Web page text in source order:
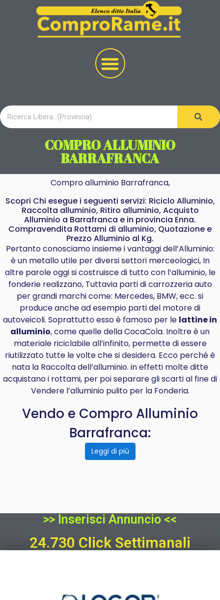
COMPRO ALLUMINIO
BARRAFRANCA
Compro alluminio Barrafranca,
Scopri Chi esegue i seguenti servizi: Riciclo Alluminio,
Raccolta alluminio, Ritiro alluminio, Acquisto
Alluminio a Barrafranca e in provincia Enna.
Compravendita Rottami di alluminio, Quotazione e
Prezzo Alluminio al Kg.
Pertanto conosciamo insieme i vantaggi dell’Alluminio:
è un metallo utile per diversi settori merceologici, In
altre parole oggi si costruisce di tutto con l’alluminio, le
fonderie realizzano, Tuttavia parti di carrozzeria auto
per grandi marchi come: Mercedes, BMW, ecc. si
produce anche ad esempio parti del motore di
autoveicoli. Soprattutto esso è famoso per le lattine in
alluminio, come quelle della CocaCola. Inoltre è un
materiale riciclabile all’infinito, permette di essere
riutilizzato tutte le volte che si desidera. Ecco perché è
nata la Raccolta dell’alluminio. in effetti molte ditte
acquistano i rottami, per poi separare gli scarti al fine di
Vendere l’alluminio pulito per la Fonderia.
Vendo e Compro Alluminio
Barrafranca:
Leggi di più
>> Inserisci Annuncio <<
24.730 Click Settimanali